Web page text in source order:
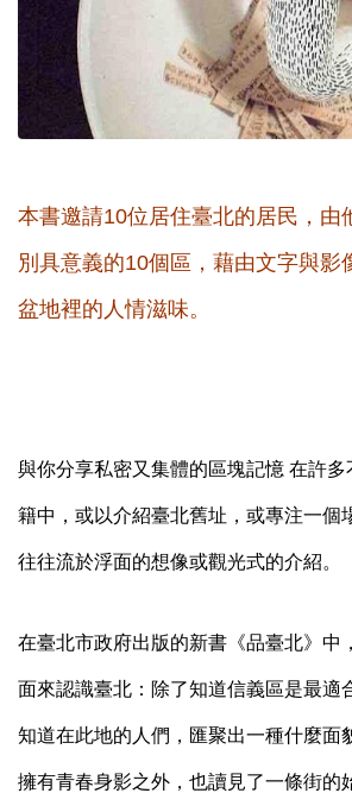
本書邀請10位居住臺北的居民，由
別具意義的10個區，藉由文字與影
盆地裡的人情滋味。
與你分享私密又集體的區塊記憶在許多
籍中，或以介紹臺北舊址，或專注一個
往往流於浮面的想像或觀光式的介紹。
在臺北市政府出版的新書《品臺北》中
面來認識臺北：除了知道信義區是最適
知道在此地的人們，匯聚出一種什麼面
擁有青春身影之外，也讀見了一條街的